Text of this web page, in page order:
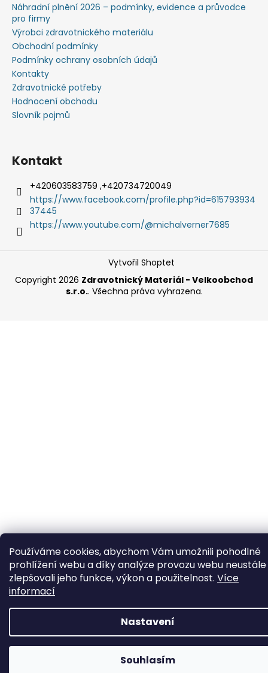
Používáme cookies, abychom Vám umožnili pohodlné
prohlížení webu a díky analýze provozu webu neustále
zlepšovali jeho funkce, výkon a použitelnost. Více
informací
Nastavení
Souhlasím
📦 Minimální objednávka již od 600 Kč bez DPH • Rychlý nákup
zdravotnického materiálu na jednom místě. Posíláme i na
Náhradní plnění 2026 – podmínky, evidence a průvodce
pro firmy
Výrobci zdravotnického materiálu
Obchodní podmínky
Podmínky ochrany osobních údajů
Kontakty
Zdravotnické potřeby
Hodnocení obchodu
Slovník pojmů
Kontakt
+420603583759 ,+420734720049
https://www.facebook.com/profile.php?id=615793934
37445
https://www.youtube.com/@michalverner7685
Vytvořil Shoptet
Copyright 2026 Zdravotnický Materiál - Velkoobchod
s.r.o.. Všechna práva vyhrazena.